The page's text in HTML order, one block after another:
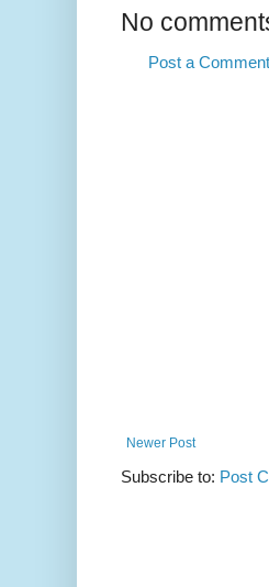
No
Post a Comment
Newer Post
Subscribe to: Post